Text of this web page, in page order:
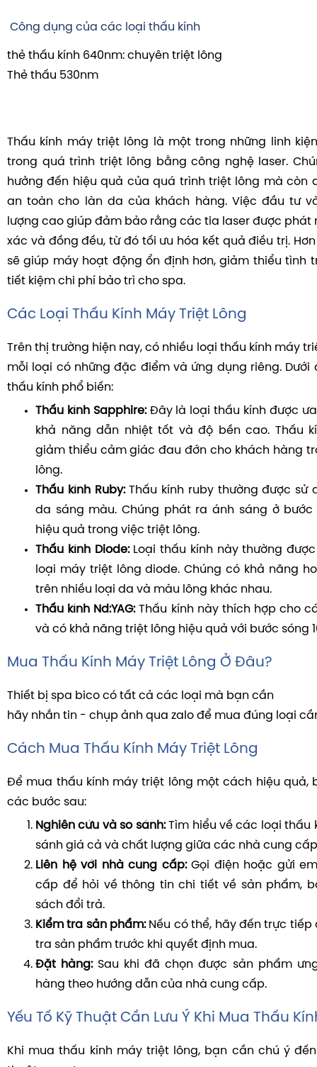
Công dụng của các loại thấu kính
thẻ thấu kính 640nm: chuyên triệt lông
Thẻ thấu 530nm
Thấu kính máy triệt lông là một trong những linh
trong quá trình triệt lông bằng công nghệ laser.
hưởng đến hiệu quả của quá trình triệt lông mà còn
an toàn cho làn da của khách hàng. Việc đầu tư
lượng cao giúp đảm bảo rằng các tia laser được phát
xác và đồng đều, từ đó tối ưu hóa kết quả điều trị.
sẽ giúp máy hoạt động ổn định hơn, giảm thiểu tình
tiết kiệm chi phí bảo trì cho spa.
Các Loại Thấu Kính Máy Triệt Lông
Trên thị trường hiện nay, có nhiều loại thấu kính máy
mỗi loại có những đặc điểm và ứng dụng riêng. Dưới
thấu kính phổ biến:
Thấu kính Sapphire:Đây là loại thấu kính được
khả năng dẫn nhiệt tốt và độ bền cao. Thấu
giảm thiểu cảm giác đau đớn cho khách hàng
lông.
Thấu kính Ruby:Thấu kính ruby thường được sử
da sáng màu. Chúng phát ra ánh sáng ở bước
hiệu quả trong việc triệt lông.
Thấu kính Diode:Loại thấu kính này thường
loại máy triệt lông diode. Chúng có khả năng
trên nhiều loại da và màu lông khác nhau.
Thấu kính Nd:YAG:Thấu kính này thích hợp cho
và có khả năng triệt lông hiệu quả với bước sóng
Mua Thấu Kính Máy Triệt Lông Ở Đâu?
Thiết bị spa bico có tất cả các loại mà bạn cần
hãy nhắn tin - chụp ảnh qua zalo để mua đúng loại
Cách Mua Thấu Kính Máy Triệt Lông
Để mua thấu kính máy triệt lông một cách hiệu quả,
các bước sau:
Nghiên cứu và so sánh:Tìm hiểu về các loại thấu
sánh giá cả và chất lượng giữa các nhà cung
Liên hệ với nhà cung cấp:Gọi điện hoặc gửi
cấp để hỏi về thông tin chi tiết về sản phẩm,
sách đổi trả.
Kiểm tra sản phẩm:Nếu có thể, hãy đến trực tiếp
tra sản phẩm trước khi quyết định mua.
Đặt hàng:Sau khi đã chọn được sản phẩm
hàng theo hướng dẫn của nhà cung cấp.
Yếu Tố Kỹ Thuật Cần Lưu Ý Khi Mua Thấu
Khi mua thấu kính máy triệt lông, bạn cần chú ý